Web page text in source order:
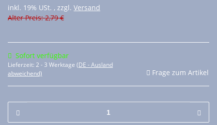
inkl. 19% USt. , zzgl. Versand
Alter Preis: 2,79 €
Sofort verfügbar
Lieferzeit: 2 - 3 Werktage (DE - Ausland
abweichend)
Frage zum Artikel